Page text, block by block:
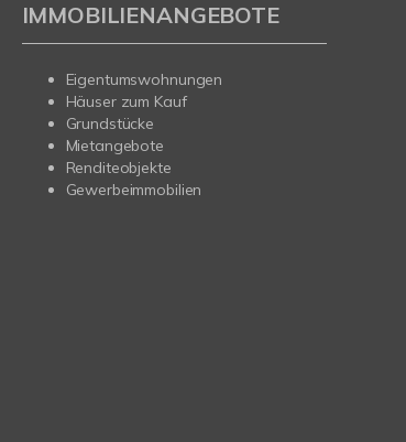
IMMOBILIENANGEBOTE
Eigentumswohnungen
Häuser zum Kauf
Grundstücke
Mietangebote
Renditeobjekte
Gewerbeimmobilien